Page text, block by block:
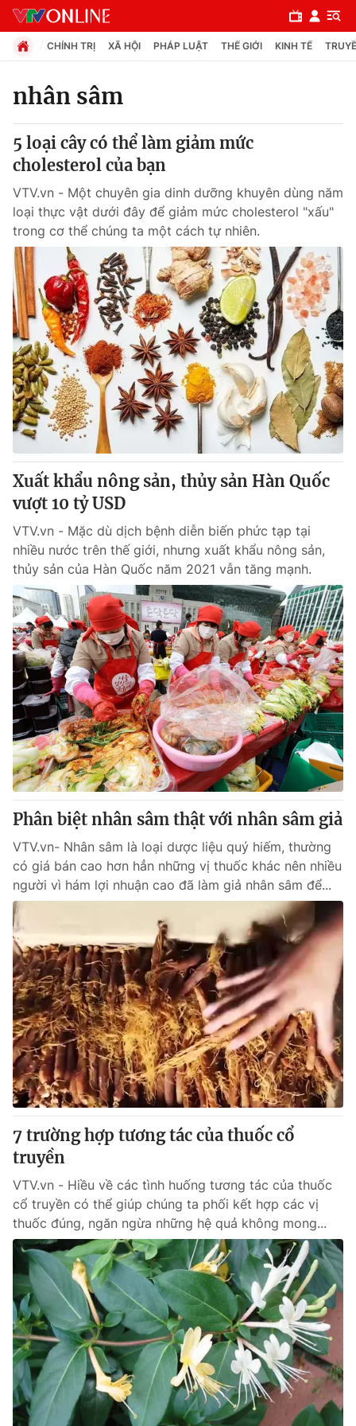
Chuyên mục
Chính trị
Xã hội
Pháp luật
Y tế
Thế giới
Tin tức
Thế giới đó đây
Câu chuyện quốc tế
Kinh tế
Tài chính
Thị trường
Góc doanh nghiệp
Dữ liệu và đời sống
Truyền hình
Phim VTV
Hậu trường
Nhân vật
Khán giả
Giải sao mai
Giải trí
Điện ảnh
Âm nhạc
Sao
Đời sống
Du lịch
Làm đẹp
Chất lượng cuộc sống
Giáo dục
Tuyển sinh
Học trực tuyến
Công nghệ
Hitech Công nghệ tương lai
Sản phẩm
Thị trường
Tư vấn
Giao lưu trực tuyến
Lịch phát sóng
Chuyên mục khác
Emagazine Podcast
Photo Infographic
Video Shorts video
VTV Money VTV Thể thao
VTV Sức khoẻ Bất động sản
Thị trường 24h Tấm lòng Việt
Vươn mình bằng AI
VTV9
Liên hệ tòa soạn English
THỜI BÁO VTV
Theo dõi báo trên
Cơ quan chủ quản:
Đài Truyền hình Việt Nam
CHÍNH TRỊ XÃ HỘI PHÁP LUẬT THẾ GIỚI KINH TẾ
nhân sâm
5 loại cây có thể làm giảm mức
cholesterol của bạn
VTV.vn - Một chuyên gia dinh dưỡng khuyên dùng năm
loại thực vật dưới đây để giảm mức cholesterol "xấu"
trong cơ thể chúng ta một cách tự nhiên.
Xuất khẩu nông sản, thủy sản Hàn Quốc
vượt 10 tỷ USD
VTV.vn - Mặc dù dịch bệnh diễn biến phức tạp tại
nhiều nước trên thế giới, nhưng xuất khẩu nông sản,
thủy sản của Hàn Quốc năm 2021 vẫn tăng mạnh.
Phân biệt nhân sâm thật với nhân sâm giả
VTV.vn- Nhân sâm là loại dược liệu quý hiếm, thường
có giá bán cao hơn hẳn những vị thuốc khác nên nhiều
người vì hám lợi nhuận cao đã làm giả nhân sâm để...
7 trường hợp tương tác của thuốc cổ
truyền
VTV.vn - Hiều về các tình huống tương tác của thuốc
cổ truyền có thể giúp chúng ta phối kết hợp các vị
thuốc đúng, ngăn ngừa những hệ quả không mong...